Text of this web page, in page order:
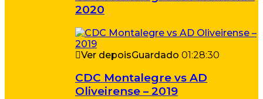
2020
Ver depoisGuardado 01:28:30
CDC Montalegre vs AD
Oliveirense – 2019